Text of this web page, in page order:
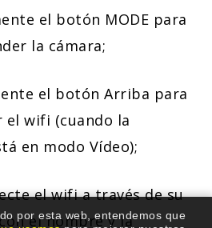
el botón MODE para
la cámara;
el botón Arriba para
el wifi (cuando la
en modo Vídeo);
el wifi a través de su
el nombre y la
por esta web, entendemos que